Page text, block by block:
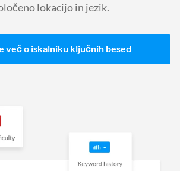
lokacijo in jezik.
več o iskalniku ključnih besed